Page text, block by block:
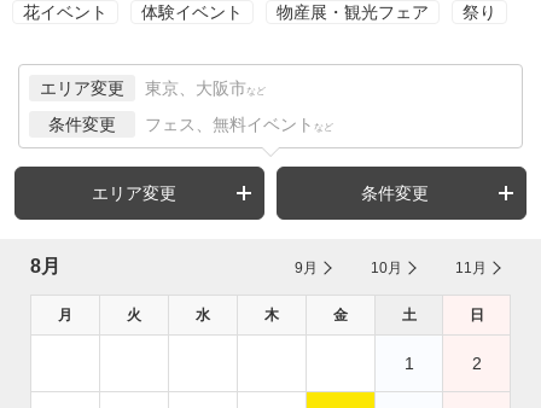
花イベント 体験イベント 物産展・観光フェア 祭り
エリア変更 東京、大阪市 など
条件変更 フェス、無料イベント など
エリア変更 条件変更
8月 9月 10月 11月
月 火 水 木 金 土 日
1 2